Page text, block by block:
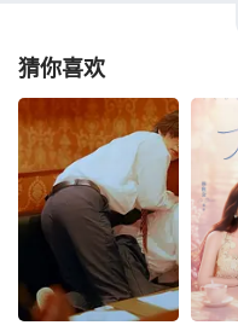
猜你喜欢